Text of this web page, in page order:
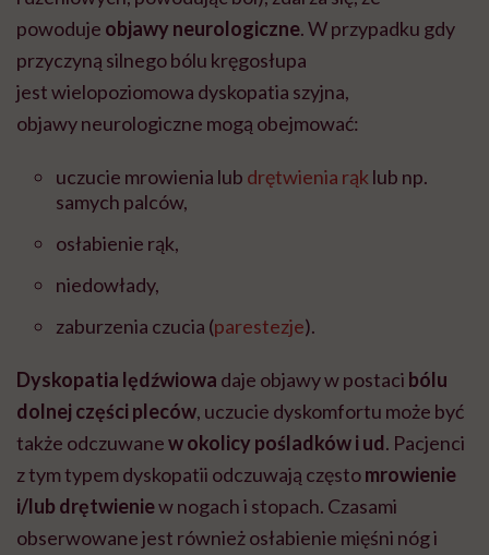
powoduje objawy neurologiczne. W przypadku gdy
przyczyną silnego bólu kręgosłupa
jest wielopoziomowa dyskopatia szyjna,
objawy neurologiczne mogą obejmować:
uczucie mrowienia lub drętwienia rąk lub np.
samych palców,
osłabienie rąk,
niedowłady,
zaburzenia czucia (parestezje).
Dyskopatia lędźwiowa daje objawy w postaci bólu
dolnej części pleców, uczucie dyskomfortu może być
także odczuwanew okolicy pośladków i ud. Pacjenci
z tym typem dyskopatii odczuwają częstomrowienie
i/lub drętwieniew nogach i stopach. Czasami
obserwowane jest również osłabienie mięśni nóg i